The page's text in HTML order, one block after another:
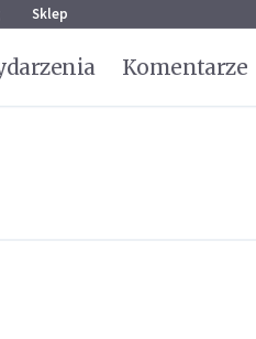
Sklep
Komentarze